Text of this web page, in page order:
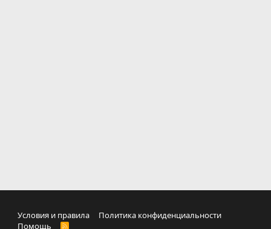
Условия и правила
Политика конфиденциальности
Помощь
R